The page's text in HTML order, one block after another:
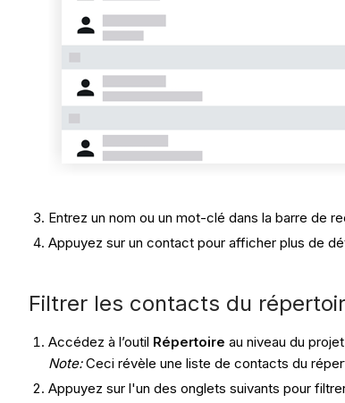
Entrez un nom ou un mot-clé dans la barre de
Appuyez sur un contact pour afficher plus de
Filtrer les contacts du
Accédez à l’outil Répertoire au niveau du
Note:Ceci révèle une liste de contacts du
Appuyez sur l'un des onglets suivants pour